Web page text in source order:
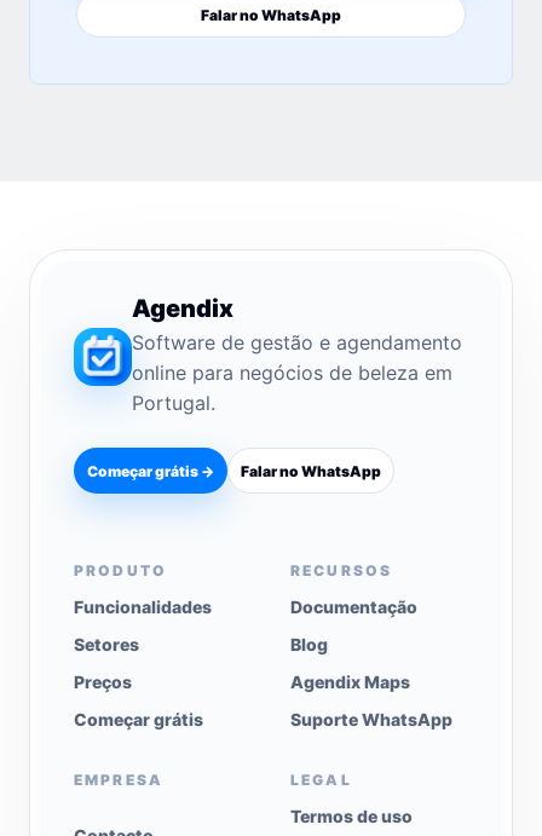
Falar no WhatsApp
Agendix
Software de gestão e agendamento
online para negócios de beleza em
Portugal.
Começar grátis → Falar no WhatsApp
PRODUTO
Funcionalidades
Setores
Preços
Começar grátis
RECURSOS
Documentação
Blog
Agendix Maps
Suporte WhatsApp
EMPRESA LEGAL
Termos de uso